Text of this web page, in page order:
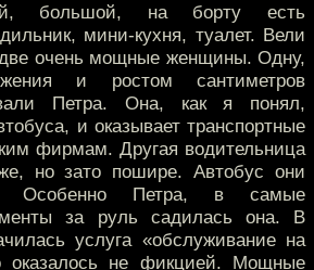
большой, на борту есть
мини-кухня, туалет. Вели
очень мощные женщины. Одну,
и ростом сантиметров
Петра. Она, как я понял,
и оказывает транспортные
фирмам. Другая водительница
но зато пошире. Автобус они
Особенно Петра, в самые
за руль садилась она. В
услуга «обслуживание на
оказалось не фикцией. Мощные